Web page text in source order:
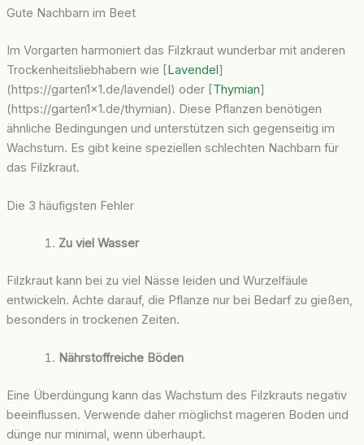
Gute Nachbarn im Beet
Im Vorgarten harmoniert das Filzkraut wunderbar mit anderen
Trockenheitsliebhabern wie [Lavendel]
(https://garten1x1.de/lavendel) oder [Thymian]
(https://garten1x1.de/thymian). Diese Pflanzen benötigen
ähnliche Bedingungen und unterstützen sich gegenseitig im
Wachstum. Es gibt keine speziellen schlechten Nachbarn für
das Filzkraut.
Die 3 häufigsten Fehler
Zu viel Wasser
Filzkraut kann bei zu viel Nässe leiden und Wurzelfäule
entwickeln. Achte darauf, die Pflanze nur bei Bedarf zu gießen,
besonders in trockenen Zeiten.
Nährstoffreiche Böden
Eine Überdüngung kann das Wachstum des Filzkrauts negativ
beeinflussen. Verwende daher möglichst mageren Boden und
dünge nur minimal, wenn überhaupt.